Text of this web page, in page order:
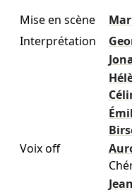
Mise en scène
Interprétation
Voix off